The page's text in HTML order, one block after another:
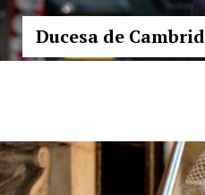
Ducesa de